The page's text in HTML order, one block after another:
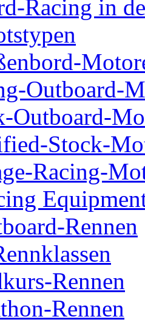
Racing in
Outboard-
Outboard-
Stock-
Racing-
Rennen
Rennen
Rennen